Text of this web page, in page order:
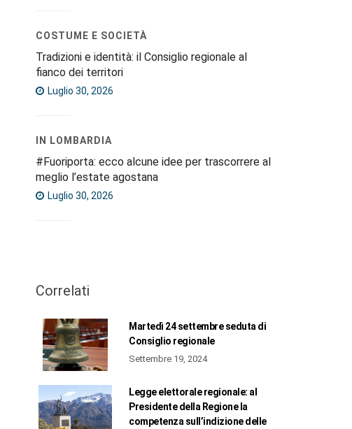
COSTUME E SOCIETÀ
Tradizioni e identità: il Consiglio regionale al
fianco dei territori
Luglio 30, 2026
IN LOMBARDIA
#Fuoriporta: ecco alcune idee per trascorrere al
meglio l’estate agostana
Luglio 30, 2026
Correlati
Martedì 24 settembre seduta di
Consiglio regionale
Settembre 19, 2024
Legge elettorale regionale: al
Presidente della Regione la
competenza sull’indizione delle